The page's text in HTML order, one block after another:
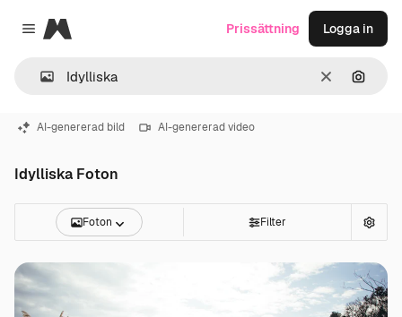
Close menu
Magnific
RensaSök
Prissättning Logga in
AI-genererad bild AI-genererad video
Idylliska Foton
Foton Filter